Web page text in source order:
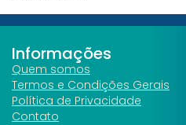
Informações
Quem somos
Termos e Condições Gerais
Política de Privacidade
Contato